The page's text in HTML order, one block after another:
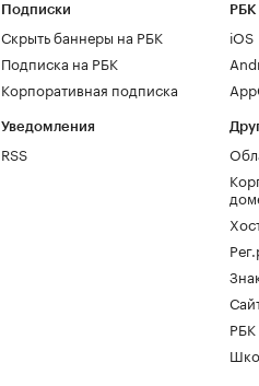
Подписки
Скрыть баннеры на РБК
Подписка на РБК
Корпоративная подписка
Уведомления
RSS
РБК
iOS